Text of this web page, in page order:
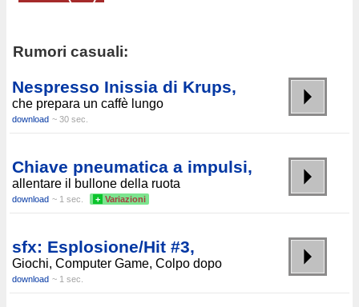
Rumori casuali:
Nespresso Inissia di Krups,
che prepara un caffè lungo
download ~ 30 sec.
Chiave pneumatica a impulsi,
allentare il bullone della ruota
download ~ 1 sec. + Variazioni
sfx: Esplosione/Hit #3,
Giochi, Computer Game, Colpo dopo
download ~ 1 sec.